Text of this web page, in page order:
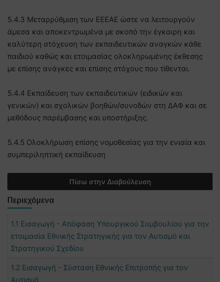
5.4.3 Μεταρρύθμιση των ΕΕΕΑΕ ώστε να λειτουργούν
άμεσα και αποκεντρωμένα με σκοπό την έγκαιρη και
καλύτερη στόχευση των εκπαιδευτικών αναγκών κάθε
παιδιού καθώς και ετοιμασίας ολοκληρωμένης έκθεσης
με επίσης ανάγκες και επίσης στόχους που τίθενται.
5.4.4 Εκπαίδευση των εκπαιδευτικών (ειδικών και
γενικών) και σχολικών βοηθών/συνοδών στη ΔΑΦ και σε
μεθόδους παρέμβασης και υποστήριξης.
5.4.5 Ολοκλήρωση επίσης νομοθεσίας για την ενιαία και
συμπεριληπτική εκπαίδευση
Πίσω στην Διαβούλευση
Περιεχόμενα
1.1 Εισαγωγή - Απόφαση Υπουργικού Συμβουλίου για την
ετοιμασία Εθνικής Στρατηγικής για τον Αυτισμό και
Στρατηγικού Σχεδίου
1.2 Εισαγωγή - Σύσταση Εθνικής Επιτροπής για τον
Αυτισμό